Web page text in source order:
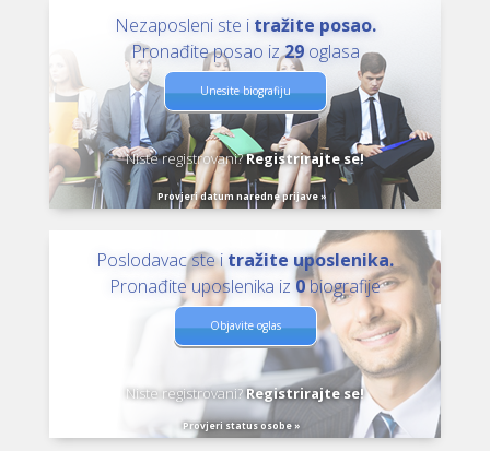
Nezaposleni ste i tražite posao.
Pronađite posao iz29oglasa
Unesite biografiju
Niste registrovani?Registrirajte se!
Provjeri datum naredne prijave »
Poslodavac ste i tražite uposlenika.
Pronađite uposlenika iz 0biografije
Objavite oglas
Niste registrovani?Registrirajte se!
Provjeri status osobe »